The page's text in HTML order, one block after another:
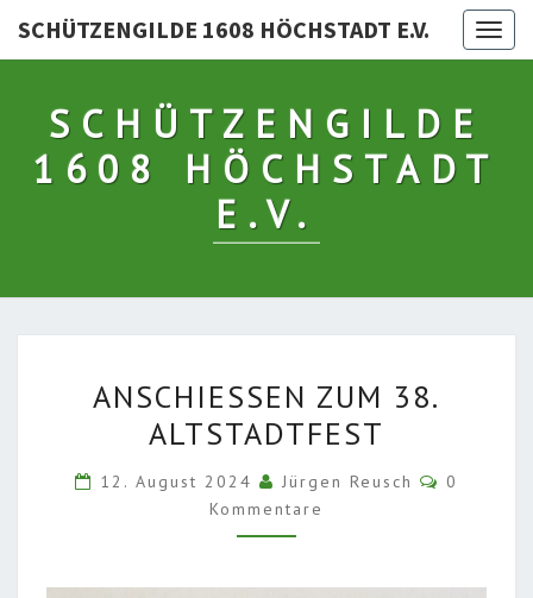
SCHÜTZENGILDE 1608 HÖCHSTADT E.V.
SCHÜTZENGILDE
1608 HÖCHSTADT
E.V.
UM 3
8. A
ANSCHIESSEN ZUM 38. A
LTSTADTFEST
12. August 2024 Jürgen Reusch
0
Kommentare